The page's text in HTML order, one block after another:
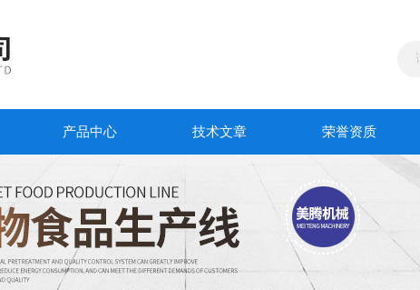
产品中心 技术文章 荣誉资质